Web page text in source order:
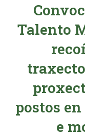
Talento
postos
e